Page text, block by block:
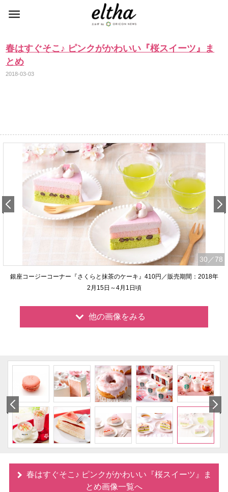
春はすぐそこ♪ ピンクがかわいい『桜スイーツ』ま
とめ
2018-03-03
30 ／78
銀座コージーコーナー『さくらと抹茶のケーキ』410円／販売期間：2018年
2月15日～4月1日頃
他の画像をみる
春はすぐそこ♪ ピンクがかわいい『桜スイーツ』ま
とめ画像一覧へ